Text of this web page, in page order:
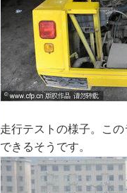
走行テストの様子。こ
できるそうです。